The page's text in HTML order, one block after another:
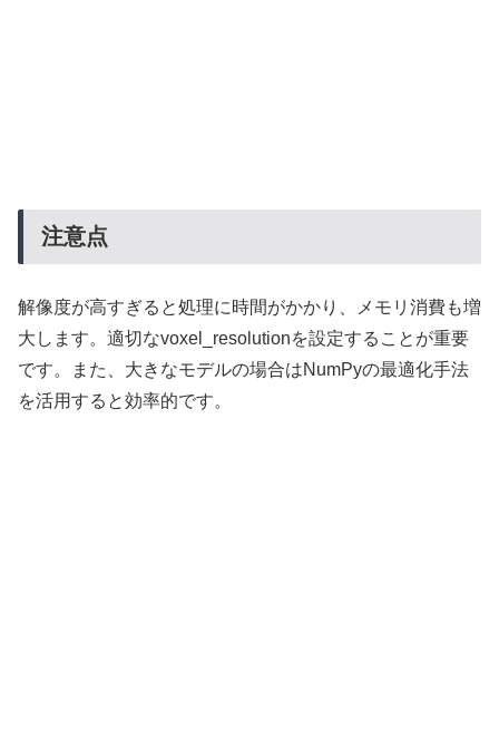
注意点
解像度が高すぎると処理に時間がかかり、メモリ消費も増
大します。適切なvoxel_resolutionを設定することが重要
です。また、大きなモデルの場合はNumPyの最適化手法
を活用すると効率的です。